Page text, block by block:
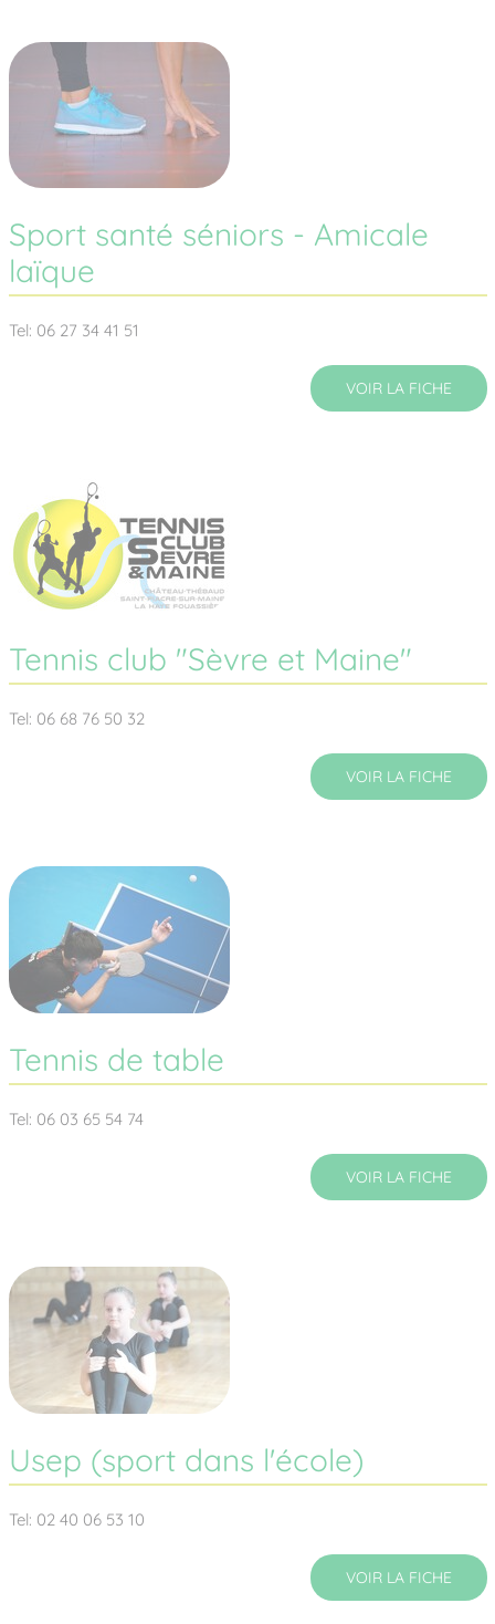
Sport santé séniors - Amicale
laïque
Tel: 06 27 34 41 51
VOIR LA FICHE
Tennis club "Sèvre et Maine"
Tel: 06 68 76 50 32
VOIR LA FICHE
Tennis de table
Tel: 06 03 65 54 74
VOIR LA FICHE
Usep (sport dans l'école)
Tel: 02 40 06 53 10
VOIR LA FICHE